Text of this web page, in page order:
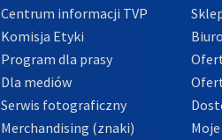
Centrum informacji TVP
Komisja Etyki
Program dla prasy
Dla mediów
Serwis fotograficzny
Merchandising (znaki)